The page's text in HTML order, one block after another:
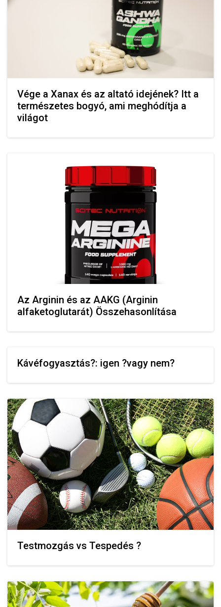
Vége a Xanax és az altató idejének? Itt a
természetes bogyó, ami meghódítja a
világot
Az Arginin és az AAKG (Arginin
alfaketoglutarát) Összehasonlítása
Kávéfogyasztás?: igen ?vagy nem?
Testmozgás vs Tespedés ?